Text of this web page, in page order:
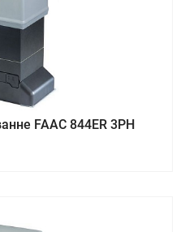
FAAC 844ER 3PH